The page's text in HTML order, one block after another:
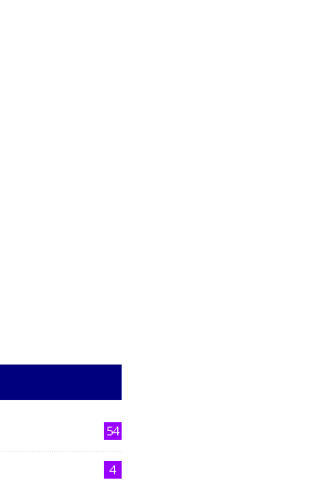
8248549504 எண்ணை உங்கள் வாட்ஸப்
54
4